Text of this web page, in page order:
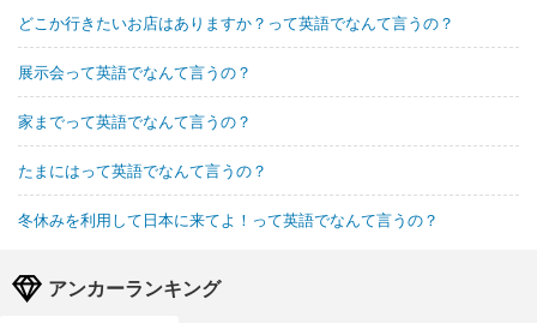
どこか行きたいお店はありますか？って英語でなんて言うの？
展示会って英語でなんて言うの？
家までって英語でなんて言うの？
たまにはって英語でなんて言うの？
冬休みを利用して日本に来てよ！って英語でなんて言うの？
アンカーランキング